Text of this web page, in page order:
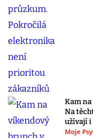
Kam
Na
užívají
Moje